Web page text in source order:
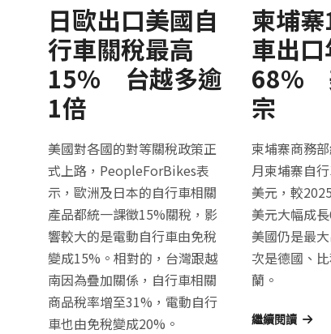
日歐出口美國自
行車關稅最高
15% 台越多逾
1倍
美國對各國的對等關稅政策正
式上路，PeopleForBikes表
示，歐洲及日本的自行車相關
產品都統一課徵15%關稅，影
響較大的是電動自行車由免稅
變成15%。相對的，台灣跟越
南因為疊加關係，自行車相關
商品稅率增至31%，電動自行
車也由免稅變成20%。
柬埔
車出
68%
宗
柬埔寨商務
月柬埔寨自
美元，較
美元大幅成
美國仍是最
次是德國、
蘭。
繼續閱讀